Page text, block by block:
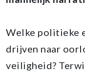
Welke politieke
drijven naar
veiligheid?